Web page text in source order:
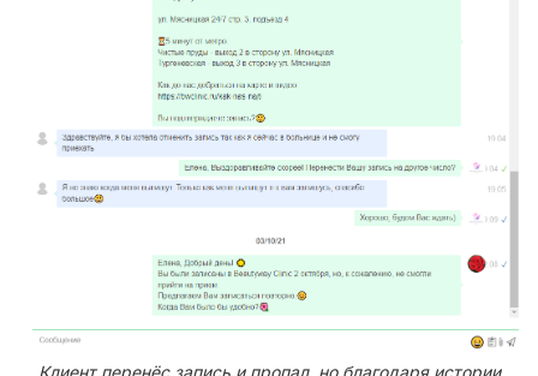
Клиент перенёс запись и пропал, но благодаря истории